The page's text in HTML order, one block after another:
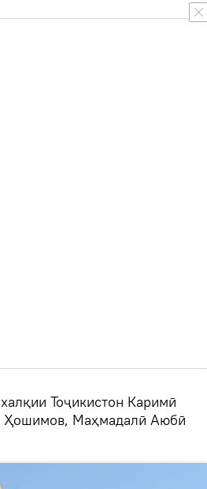
Тоҷикистон Каримӣ
Ҳошимов, Маҳмадалӣ Аюбӣ